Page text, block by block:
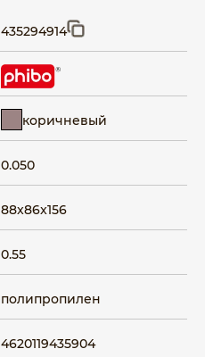
435294914
коричневый
0.050
88x86x156
0.55
полипропилен
4620119435904